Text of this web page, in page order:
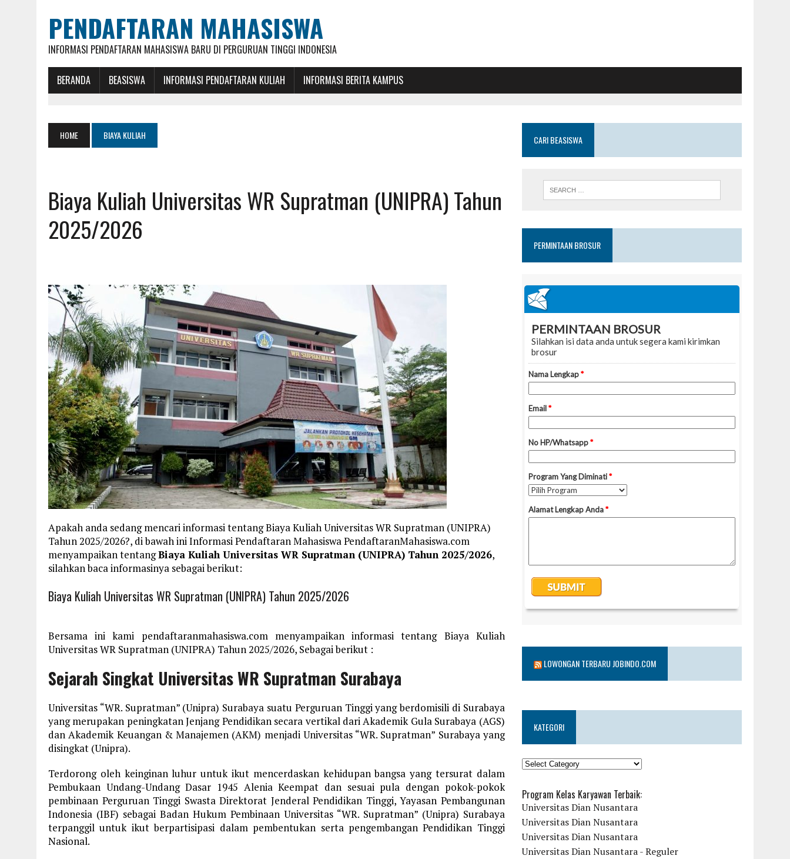
PENDAFTARAN MAHASISWA
INFORMASI PENDAFTARAN MAHASISWA BARU DI PERGURUAN TINGGI INDONESIA
BERANDA BEASISWA INFORMASI PENDAFTARAN KULIAH INFORMASI BERITA KAMPUS
HOME BIAYA KULIAH
Biaya Kuliah Universitas WR Supratman (UNIPRA) Tahun
2025/2026
Apakah anda sedang mencari informasi tentang Biaya Kuliah Universitas WR Supratman (UNIPRA)
Tahun 2025/2026?, di bawah ini Informasi Pendaftaran Mahasiswa PendaftaranMahasiswa.com
menyampaikan tentangBiaya Kuliah Universitas WR Supratman (UNIPRA) Tahun 2025/2026,
silahkan baca informasinya sebagai berikut:
Biaya Kuliah Universitas WR Supratman (UNIPRA) Tahun 2025/2026
Bersama ini kami pendaftaranmahasiswa.com menyampaikan informasi tentang Biaya Kuliah
Universitas WR Supratman (UNIPRA) Tahun 2025/2026, Sebagai berikut :
Sejarah Singkat Universitas WR Supratman Surabaya
Universitas “WR. Supratman” (Unipra) Surabaya suatu Perguruan Tinggi yang berdomisili di Surabaya
yang merupakan peningkatan Jenjang Pendidikan secara vertikal dari Akademik Gula Surabaya (AGS)
dan Akademik Keuangan & Manajemen (AKM) menjadi Universitas “WR. Supratman” Surabaya yang
disingkat (Unipra).
Terdorong oleh keinginan luhur untuk ikut mencerdaskan kehidupan bangsa yang tersurat dalam
Pembukaan Undang-Undang Dasar 1945 Alenia Keempat dan sesuai pula dengan pokok-pokok
pembinaan Perguruan Tinggi Swasta Direktorat Jenderal Pendidikan Tinggi, Yayasan Pembangunan
Indonesia (IBF) sebagai Badan Hukum Pembinaan Universitas “WR. Supratman” (Unipra) Surabaya
terpanggil untuk ikut berpartisipasi dalam pembentukan serta pengembangan Pendidikan Tinggi
Nasional.
CARI BEASISWA
PERMINTAAN BROSUR
LOWONGAN TERBARU JOBINDO.COM
KATEGORI
KATEGORI
Program Kelas Karyawan Terbaik:
Universitas Dian Nusantara
Universitas Dian Nusantara
Universitas Dian Nusantara
Universitas Dian Nusantara - Reguler